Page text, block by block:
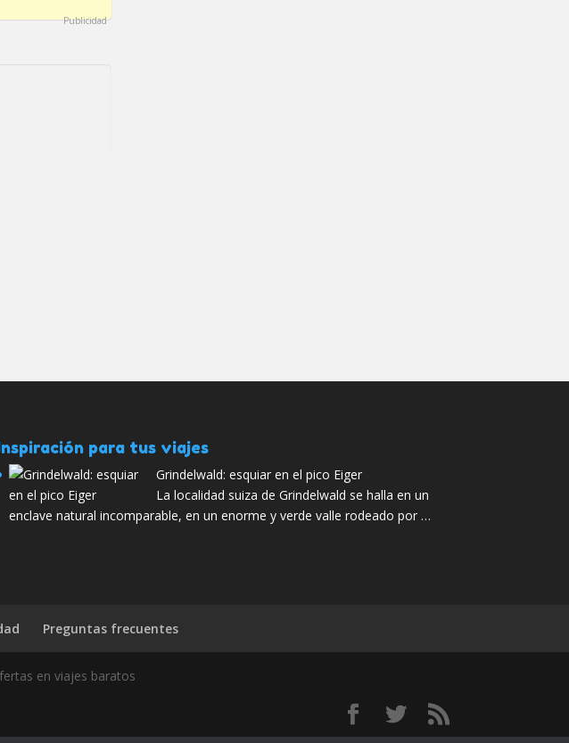
Publicidad
para tus viajes
Grindelwald: esquiar en el pico Eiger
La localidad suiza de Grindelwald se halla en un
enclave natural incomparable, en un enorme y verde valle rodeado por …
Preguntas frecuentes
en viajes baratos